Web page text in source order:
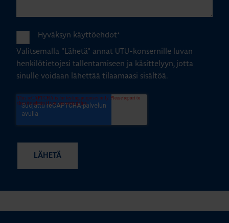
Hyväksyn käyttöehdot*
Valitsemalla "Lähetä" annat UTU-konsernille luvan
henkilötietojesi tallentamiseen ja käsittelyyn, jotta
sinulle voidaan lähettää tilaamaasi sisältöä.